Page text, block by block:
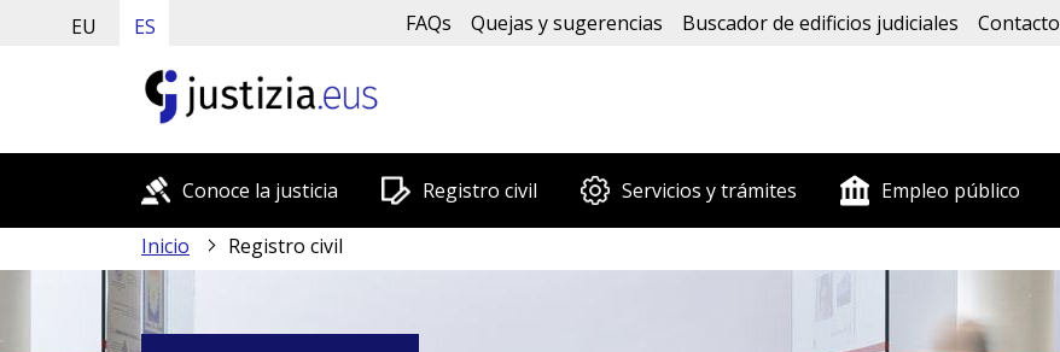
EU ES FAQs Quejas y sugerencias Buscador de edificios judiciales Contacto
Conoce la justicia Registro civil Servicios y trámites Empleo público
Inicio Registro civil